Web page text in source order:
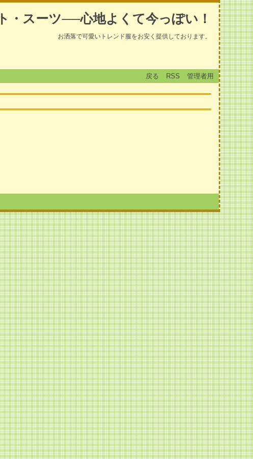
・スーツ──心地よくて今っぽい！
お洒落で可愛いトレンド服をお安く提供しております。
戻る RSS 管理者用